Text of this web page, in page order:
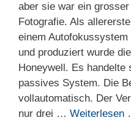
aber sie war ein
Fotografie. Als
einem
und produziert wurde
Honeywell. Es handelte
passives System. Die
vollautomatisch. Der
nur drei … Weiterlesen